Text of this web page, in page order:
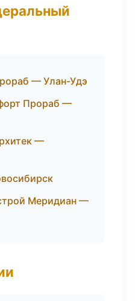
— Улан-Удэ
Прораб —
—
Меридиан —